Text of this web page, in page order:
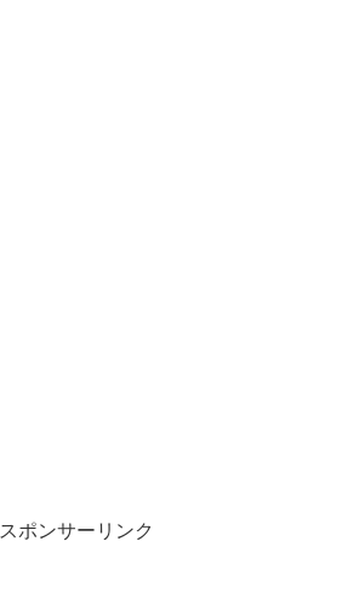
スポンサーリンク